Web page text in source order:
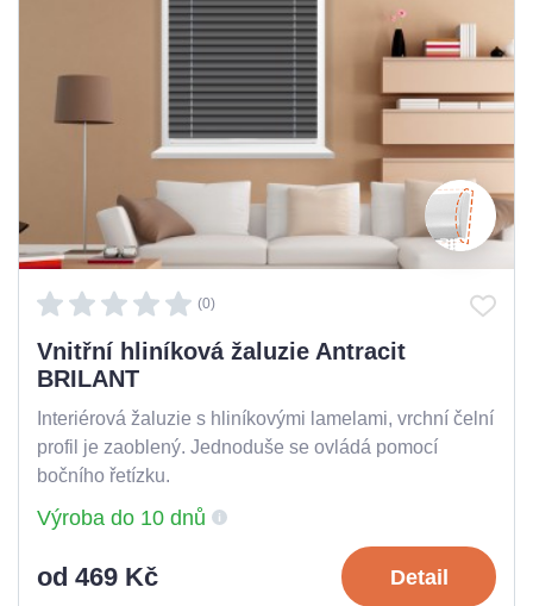
(0)
Vnitřní hliníková žaluzie Antracit
BRILANT
Interiérová žaluzie s hliníkovými lamelami, vrchní čelní
profil je zaoblený. Jednoduše se ovládá pomocí
bočního řetízku.
Výroba do 10 dnů
od 469 Kč Detail